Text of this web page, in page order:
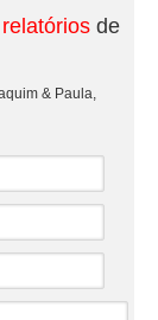
de
& Paula,